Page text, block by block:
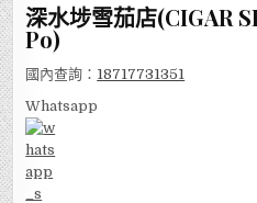
深水埗雪茄店(CIGAR
Po)
國內查詢： 18717731351
Whatsapp